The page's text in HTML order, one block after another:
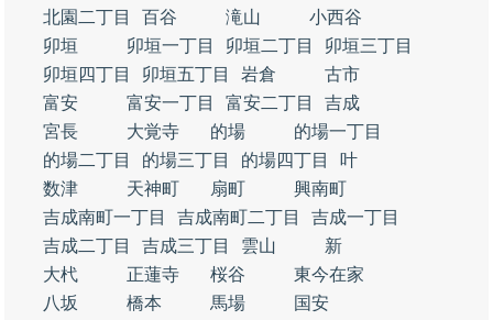
北園二丁目
百谷 滝山
小西谷
卯垣
卯垣一丁目 卯垣二丁目
卯垣三丁目
卯垣四丁目
卯垣五丁目 岩倉
古市
富安
富安一丁目 富安二丁目
吉成
宮長
大覚寺 的場
的場一丁目
的場二丁目
的場三丁目 的場四丁目
叶
数津
天神町 扇町
興南町
吉成南町一丁目
吉成南町二丁目
吉成一丁目
吉成二丁目
吉成三丁目 雲山
新
大杙
正蓮寺 桜谷
東今在家
八坂
橋本 馬場
国安